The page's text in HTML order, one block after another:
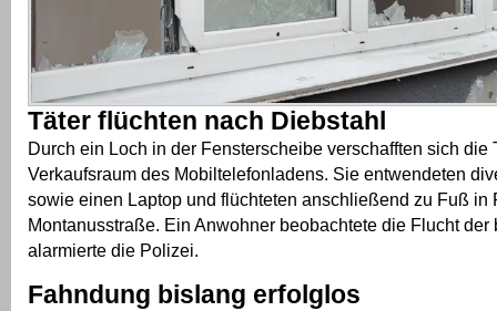
Täter flüchten nach Diebstahl
Durch ein Loch in der Fensterscheibe verschafften sich die
Verkaufsraum des Mobiltelefonladens. Sie entwendeten
sowie einen Laptop und flüchteten anschließend zu Fuß in
Montanusstraße. Ein Anwohner beobachtete die Flucht der
alarmierte die Polizei.
Fahndung bislang erfolglos